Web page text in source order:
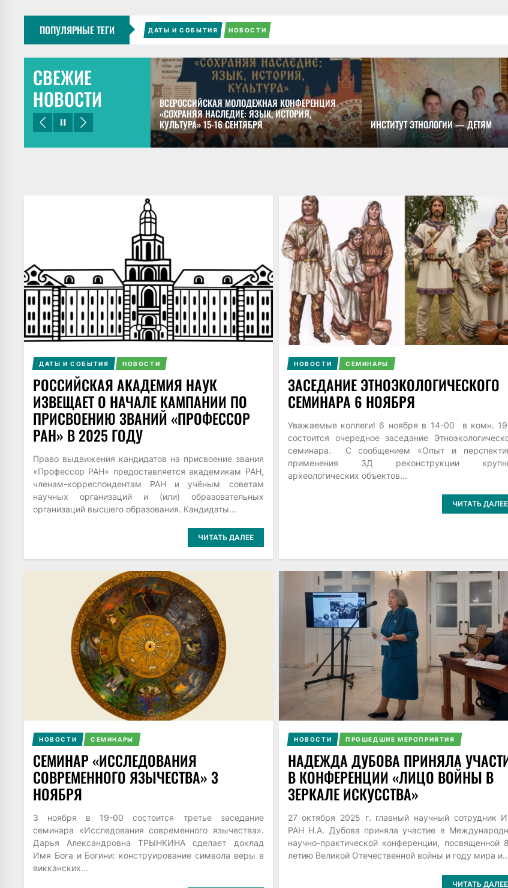
ПОПУЛЯРНЫЕ ТЕГИ ДАТЫ И СОБЫТИЯ НОВОСТИ
СВЕЖИЕ
НОВОСТИ
ПРЕДСТАВИЛ ДОКЛАДЫ НА
КОНГРЕССЕ МАЙЯНИСТОВ В
ВСЕРОССИЙСКАЯ МОЛОДЕЖНАЯ КОНФЕРЕНЦИЯ
«СОХРАНЯЯ НАСЛЕДИЕ: ЯЗЫК, ИСТОРИЯ,
КУЛЬТУРА» 15-16 СЕНТЯБРЯ
ИНСТИТУТ ЭТНОЛОГИИ — ДЕТЯМ
ДАТЫ И СОБЫТИЯ НОВОСТИ
РОССИЙСКАЯ АКАДЕМИЯ НАУК
ИЗВЕЩАЕТ О НАЧАЛЕ КАМПАНИИ ПО
ПРИСВОЕНИЮ ЗВАНИЙ «ПРОФЕССОР
РАН» В 2025 ГОДУ
Право выдвижения кандидатов на присвоение звания
«Профессор РАН» предоставляется академикам РАН,
членам-корреспондентам РАН и учёным советам
научных организаций и (или) образовательных
организаций высшего образования. Кандидаты...
ЧИТАТЬ ДАЛЕЕ
НОВОСТИ СЕМИНАРЫ
ЗАСЕДАНИЕ ЭТНОЭКОЛОГИЧЕСКОГО
СЕМИНАРА 6 НОЯБРЯ
Уважаемые коллеги! 6 ноября в 14-00 в комн.
состоится очередное заседание
семинара. С сообщением «Опыт и
применения 3Д реконструкции
археологических объектов...
ЧИТАТЬ ДАЛЕЕ
НОВОСТИ СЕМИНАРЫ
СЕМИНАР «ИССЛЕДОВАНИЯ
СОВРЕМЕННОГО ЯЗЫЧЕСТВА» 3
НОЯБРЯ
3 ноября в 19-00 состоится третье заседание
семинара «Исследования современного язычества».
Дарья Александровна ТРЫНКИНА сделает доклад
Имя Бога и Богини: конструирование символа веры в
викканских...
НОВОСТИ ПРОШЕДШИЕ МЕРОПРИЯТИЯ
НАДЕЖДА ДУБОВА ПРИНЯЛА
В КОНФЕРЕНЦИИ «ЛИЦО ВОЙНЫ В
ЗЕРКАЛЕ ИСКУССТВА»
27 октября 2025 г. главный научный сотрудник
РАН Н.А. Дубова приняла участие в
научно-практической конференции, посвященной
летию Великой Отечественной войны и году мира
ЧИТАТЬ ДАЛЕЕ